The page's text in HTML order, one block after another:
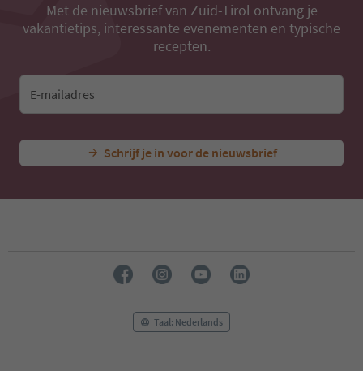
Met de nieuwsbrief van Zuid-Tirol ontvang je
vakantietips, interessante evenementen en typische
recepten.
E-mailadres
Schrijf je in voor de nieuwsbrief
Taal: Nederlands